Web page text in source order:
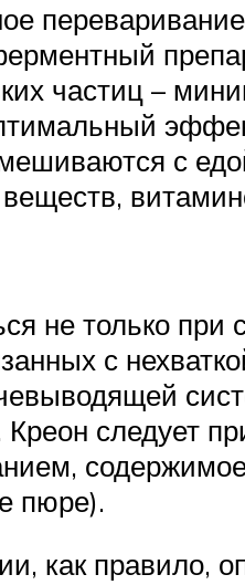
частиц –
с
не только
с
Креон следует
пюре).
как правило,